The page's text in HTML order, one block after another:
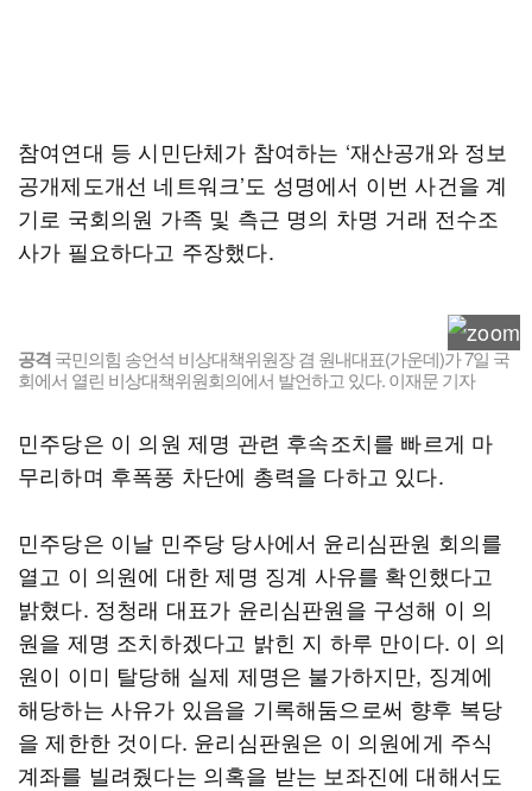
참여연대 등 시민단체가 참여하는 ‘재산공개와 정보
공개제도개선 네트워크’도 성명에서 이번 사건을 계
기로 국회의원 가족 및 측근 명의 차명 거래 전수조
사가 필요하다고 주장했다.
공격국민의힘 송언석 비상대책위원장 겸 원내대표(가운데)가 7일 국
회에서 열린 비상대책위원회의에서 발언하고 있다. 이재문 기자
민주당은 이 의원 제명 관련 후속조치를 빠르게 마
무리하며 후폭풍 차단에 총력을 다하고 있다.
민주당은 이날 민주당 당사에서 윤리심판원 회의를
열고 이 의원에 대한 제명 징계 사유를 확인했다고
밝혔다. 정청래 대표가 윤리심판원을 구성해 이 의
원을 제명 조치하겠다고 밝힌 지 하루 만이다. 이 의
원이 이미 탈당해 실제 제명은 불가하지만, 징계에
해당하는 사유가 있음을 기록해둠으로써 향후 복당
을 제한한 것이다. 윤리심판원은 이 의원에게 주식
계좌를 빌려줬다는 의혹을 받는 보좌진에 대해서도